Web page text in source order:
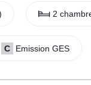
2
C Emission GES